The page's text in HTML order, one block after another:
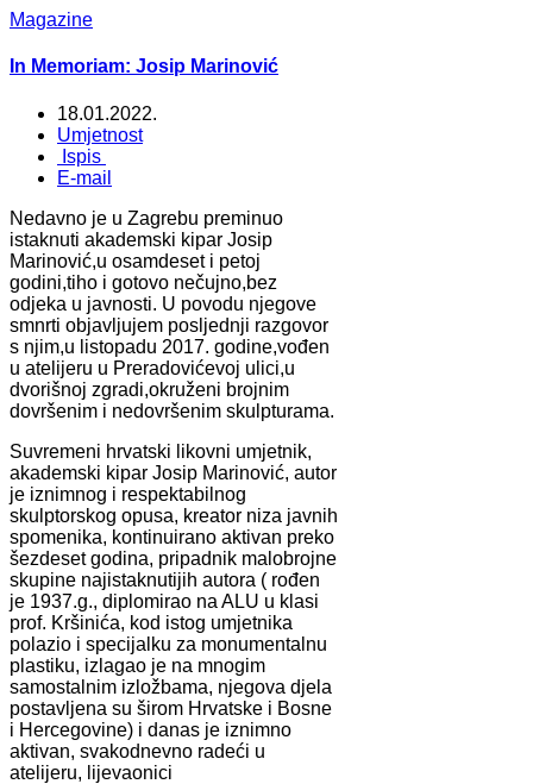
Magazine
In Memoriam: Josip Marinović
18.01.2022.
Umjetnost
Ispis
E-mail
Nedavno je u Zagrebu preminuo
istaknuti akademski kipar Josip
Marinović,u osamdeset i petoj
godini,tiho i gotovo nečujno,bez
odjeka u javnosti. U povodu njegove
smnrti objavljujem posljednji razgovor
s njim,u listopadu 2017. godine,vođen
u atelijeru u Preradovićevoj ulici,u
dvorišnoj zgradi,okruženi brojnim
dovršenim i nedovršenim skulpturama.
Suvremeni hrvatski likovni umjetnik,
akademski kipar Josip Marinović, autor
je iznimnog i respektabilnog
skulptorskog opusa, kreator niza javnih
spomenika, kontinuirano aktivan preko
šezdeset godina, pripadnik malobrojne
skupine najistaknutijih autora ( rođen
je 1937.g., diplomirao na ALU u klasi
prof. Kršinića, kod istog umjetnika
polazio i specijalku za monumentalnu
plastiku, izlagao je na mnogim
samostalnim izložbama, njegova djela
postavljena su širom Hrvatske i Bosne
i Hercegovine) i danas je iznimno
aktivan, svakodnevno radeći u
atelijeru, lijevaonici